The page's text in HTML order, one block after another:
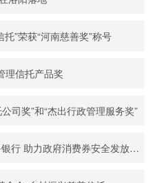
”荣获“河南慈善奖”称号
理信托产品奖
司奖”和“杰出行政管理服务奖”
助力政府消费券安全发放新路径